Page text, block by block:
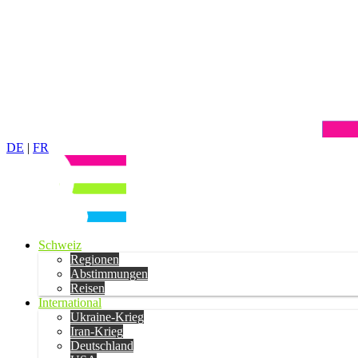
DE | FR
Schweiz
Regionen
Abstimmungen
Reisen
International
Ukraine-Krieg
Iran-Krieg
Deutschland